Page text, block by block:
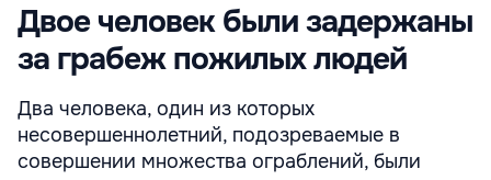
Двое человек были задержаны
за грабеж пожилых людей
Два человека, один из которых
несовершеннолетний, подозреваемые в
совершении множества ограблений, были